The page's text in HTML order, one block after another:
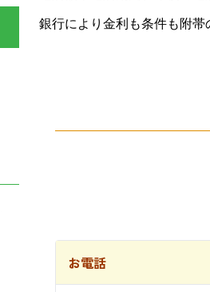
銀行により金利も条件も附帯
お電話